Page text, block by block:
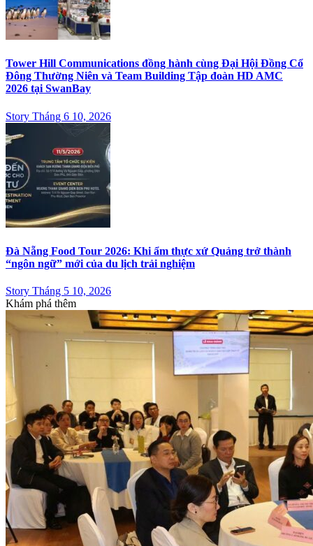
Tower Hill Communications đồng hành cùng Đại Hội Đồng Cổ
Đông Thường Niên và Team Building Tập đoàn HD AMC
2026 tại SwanBay
Story Tháng 6 10, 2026
Đà Nẵng Food Tour 2026: Khi ẩm thực xứ Quảng trở thành
“ngôn ngữ” mới của du lịch trải nghiệm
Story Tháng 5 10, 2026
Khám phá thêm